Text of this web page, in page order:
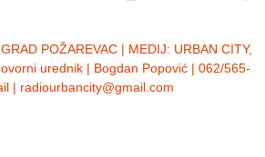
POŽAREVAC | MEDIJ: URBAN CITY,
urednik | Bogdan Popović | 062/565-
| radiourbancity@gmail.com